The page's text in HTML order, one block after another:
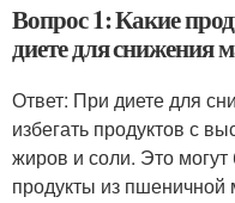
Вопрос 1: Какие
диете для снижения
Ответ: При диете для
избегать продуктов с
жиров и соли. Это
продукты из пшеничной